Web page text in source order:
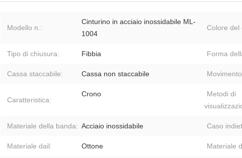
Modello n.:
Cinturino in acciaio inossidabile ML-
1004
Colore del
Tipo di chiusura: Fibbia Forma
Cassa staccabile: Cassa non staccabile
Caratteristica:
Crono
Metodi di
Materiale della banda: Acciaio inossidabile Caso
Materiale dail: Ottone Materiale